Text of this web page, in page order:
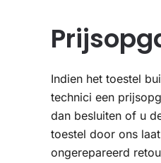
Indien het toestel
technici een
dan besluiten of u
toestel door ons
ongerepareerd